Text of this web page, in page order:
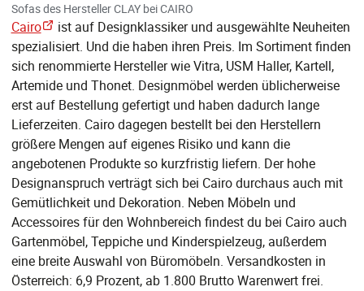
Sofas des Hersteller CLAY bei CAIRO
Cairo
ist auf Designklassiker und ausgewählte Neuheiten
spezialisiert. Und die haben ihren Preis. Im Sortiment finden
sich renommierte Hersteller wie Vitra, USM Haller, Kartell,
Artemide und Thonet. Designmöbel werden üblicherweise
erst auf Bestellung gefertigt und haben dadurch lange
Lieferzeiten. Cairo dagegen bestellt bei den Herstellern
größere Mengen auf eigenes Risiko und kann die
angebotenen Produkte so kurzfristig liefern. Der hohe
Designanspruch verträgt sich bei Cairo durchaus auch mit
Gemütlichkeit und Dekoration. Neben Möbeln und
Accessoires für den Wohnbereich findest du bei Cairo auch
Gartenmöbel, Teppiche und Kinderspielzeug, außerdem
eine breite Auswahl von Büromöbeln. Versandkosten in
Österreich: 6,9 Prozent, ab 1.800 Brutto Warenwert frei.